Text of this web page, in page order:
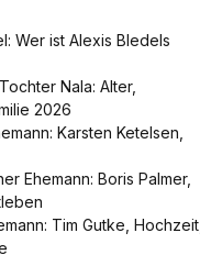
Wer ist Alexis Bledels
Nala: Alter,
2026
Karsten Ketelsen,
Ehemann: Boris Palmer,
Tim Gutke, Hochzeit,